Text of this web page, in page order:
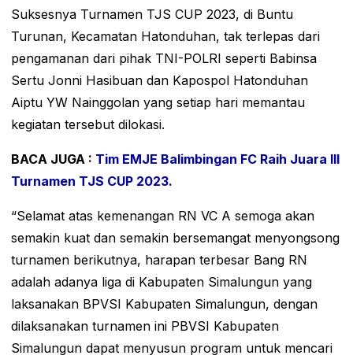
Suksesnya Turnamen TJS CUP 2023, di Buntu
Turunan, Kecamatan Hatonduhan, tak terlepas dari
pengamanan dari pihak TNI-POLRI seperti Babinsa
Sertu Jonni Hasibuan dan Kapospol Hatonduhan
Aiptu YW Nainggolan yang setiap hari memantau
kegiatan tersebut dilokasi.
BACA JUGA : Tim EMJE Balimbingan FC Raih Juara III
Turnamen TJS CUP 2023.
“Selamat atas kemenangan RN VC A semoga akan
semakin kuat dan semakin bersemangat menyongsong
turnamen berikutnya, harapan terbesar Bang RN
adalah adanya liga di Kabupaten Simalungun yang
laksanakan BPVSI Kabupaten Simalungun, dengan
dilaksanakan turnamen ini PBVSI Kabupaten
Simalungun dapat menyusun program untuk mencari